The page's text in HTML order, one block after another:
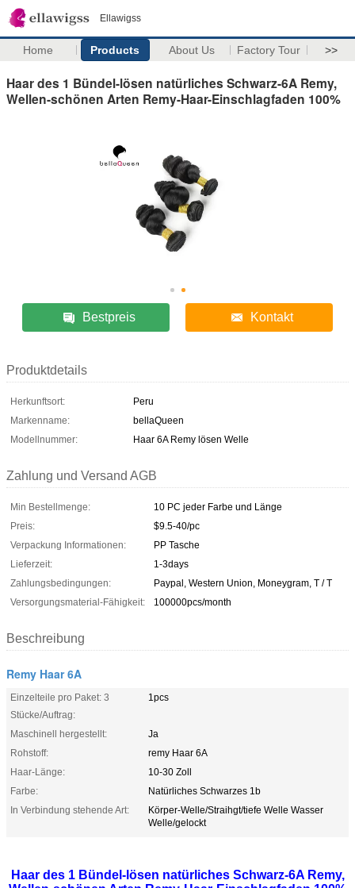
Ellawigss
Home Products About Us Factory Tour >>
Haar des 1 Bündel-lösen natürliches Schwarz-6A Remy,
Wellen-schönen Arten Remy-Haar-Einschlagfaden 100%
Bestpreis Kontakt
Produktdetails
Herkunftsort:
Peru
Markenname:
bellaQueen
Modellnummer:
Haar 6A Remy lösen Welle
Zahlung und Versand AGB
Min Bestellmenge:
10 PC jeder Farbe und Länge
Preis:
$9.5-40/pc
Verpackung Informationen:
PP Tasche
Lieferzeit:
1-3days
Zahlungsbedingungen:
Paypal, Western Union, Moneygram, T / T
Versorgungsmaterial-Fähigkeit:
100000pcs/month
Beschreibung
Remy Haar 6A
Einzelteile pro Paket: 3
Stücke/Auftrag:
1pcs
Maschinell hergestellt:
Ja
Rohstoff:
remy Haar 6A
Haar-Länge:
10-30 Zoll
Farbe:
Natürliches Schwarzes 1b
In Verbindung stehende Art:
Körper-Welle/Straihgt/tiefe Welle Wasser
Welle/gelockt
Haar des 1 Bündel-lösen natürliches Schwarz-6A Remy,